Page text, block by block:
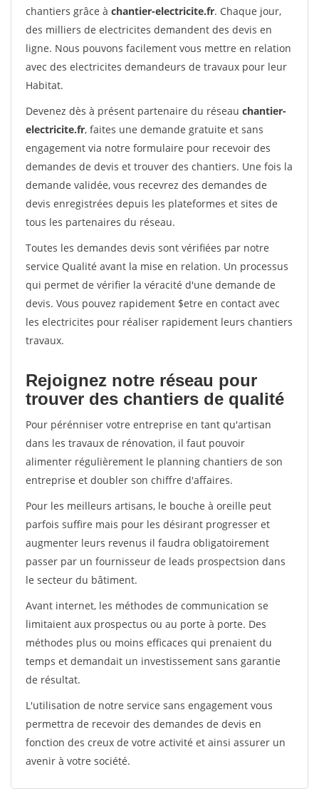
chantiers grâce à chantier-electricite.fr. Chaque jour,
des milliers de electricites demandent des devis en
ligne. Nous pouvons facilement vous mettre en relation
avec des electricites demandeurs de travaux pour leur
Habitat.
Devenez dès à présent partenaire du réseau chantier-
electricite.fr, faites une demande gratuite et sans
engagement via notre formulaire pour recevoir des
demandes de devis et trouver des chantiers. Une fois la
demande validée, vous recevrez des demandes de
devis enregistrées depuis les plateformes et sites de
tous les partenaires du réseau.
Toutes les demandes devis sont vérifiées par notre
service Qualité avant la mise en relation. Un processus
qui permet de vérifier la véracité d'une demande de
devis. Vous pouvez rapidement $etre en contact avec
les electricites pour réaliser rapidement leurs chantiers
travaux.
Rejoignez notre réseau pour
trouver des chantiers de qualité
Pour pérénniser votre entreprise en tant qu'artisan
dans les travaux de rénovation, il faut pouvoir
alimenter régulièrement le planning chantiers de son
entreprise et doubler son chiffre d'affaires.
Pour les meilleurs artisans, le bouche à oreille peut
parfois suffire mais pour les désirant progresser et
augmenter leurs revenus il faudra obligatoirement
passer par un fournisseur de leads prospectsion dans
le secteur du bâtiment.
Avant internet, les méthodes de communication se
limitaient aux prospectus ou au porte à porte. Des
méthodes plus ou moins efficaces qui prenaient du
temps et demandait un investissement sans garantie
de résultat.
L'utilisation de notre service sans engagement vous
permettra de recevoir des demandes de devis en
fonction des creux de votre activité et ainsi assurer un
avenir à votre société.